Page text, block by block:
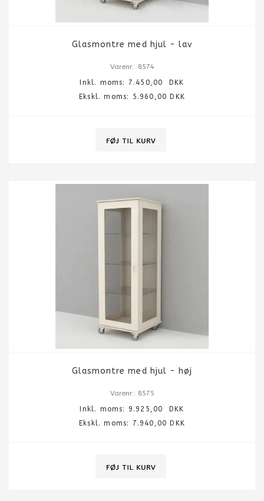
Glasmontre med hjul - lav
Varenr.: 8574
Inkl. moms: 7.450,00
DKK
Ekskl. moms: 5.960,00 DKK
Glasmontre med hjul - høj
Varenr.: 8575
Inkl. moms: 9.925,00
DKK
Ekskl. moms: 7.940,00 DKK